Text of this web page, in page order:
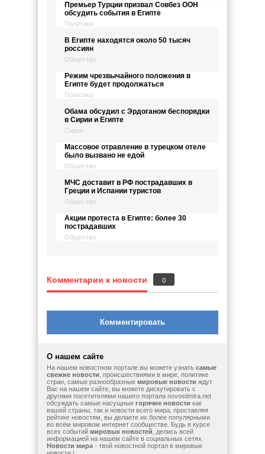
Премьер Турции призвал Совбез ООН
обсудить события в Египте
Политика
В Египте находятся около 50 тысяч
россиян
Общество
Режим чрезвычайного положения в
Египте будет продолжаться
Политика
Обама обсудил с Эрдоганом беспорядки
в Сирии и Египте
Сирия
Массовое отравление в турецком отеле
было вызвано не едой
Общество
МЧС доставит в РФ пострадавших в
Греции и Испании туристов
Общество
Акции протеста в Египте: более 30
пострадавших
Общество
Комментарии к новости 0
Комментировать
О нашем сайте
На нашем новостном портале вы можете узнать самые
свежие новости , происшествиями в мире, политике
стран, самые разнообразные мировые новости ждут
Вас на нашем сайте, вы можете дискутировать с
другими посетителями нашего портала novostimira.net
обсуждать самые насущные горячие новости как
вашей страны, так и новости всего мира, проставляя
рейтинг новостям, вы делаете их более популярными
во всём мировом интернет сообществе. Будь в курсе
всех событий мировых новостей , делись всей
информацией на нашем сайте в социальных сетях.
Новости мира - твой новостной портал в мировые